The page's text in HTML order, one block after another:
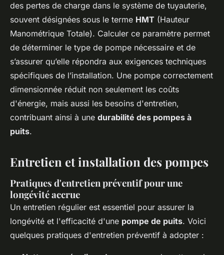
des pertes de charge dans le système de tuyauterie,
souvent désignées sous le terme HMT (Hauteur
Manométrique Totale). Calculer ce paramètre permet
de déterminer le type de pompe nécessaire et de
s’assurer qu’elle répondra aux exigences techniques
spécifiques de l’installation. Une pompe correctement
dimensionnée réduit non seulement les coûts
d'énergie, mais aussi les besoins d'entretien,
contribuant ainsi à une durabilité des pompes à
puits.
Entretien et installation des pompes
Pratiques d'entretien préventif pour une
longévité accrue
Un entretien régulier est essentiel pour assurer la
longévité et l'efficacité d'une pompe de puits. Voici
quelques pratiques d'entretien préventif à adopter :